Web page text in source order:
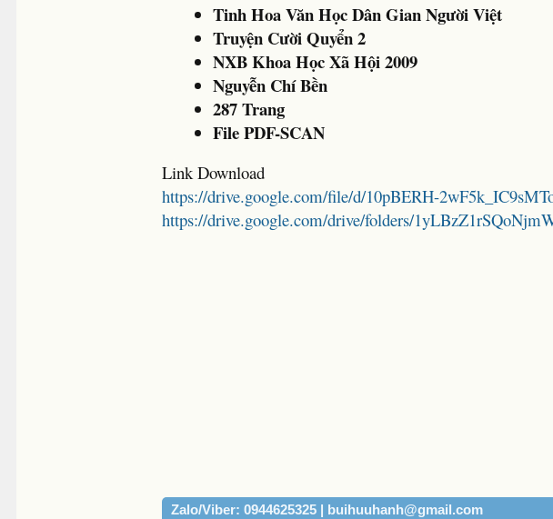
Tinh Hoa Văn Học Dân Gian Người Việt
Truyện Cười Quyển 2
NXB Khoa Học Xã Hội 2009
Nguyễn Chí Bền
287 Trang
File PDF-SCAN
Link Download
https://drive.google.com/file/d/10pBERH-
https://drive.google.com/drive/folders/
Zalo/Viber: 0944625325 | buihuuhanh@gmail.com